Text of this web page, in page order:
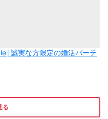
誠実な方限定の婚活パーテ
る